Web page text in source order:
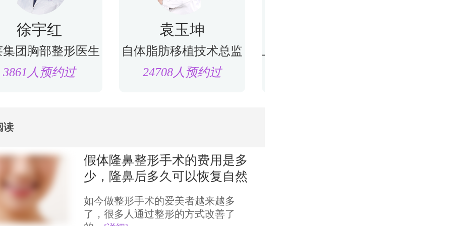
徐宇红
集团胸部整形医生
3861人预约过
袁玉坤
自体脂肪移植技术总监
24708人预约过
上海美莱口腔正畸技术主任
读
假体隆鼻整形手术的费用是多
少，隆鼻后多久可以恢复自然
如今做整形手术的爱美者越来越多
了，很多人通过整形的方式改善了